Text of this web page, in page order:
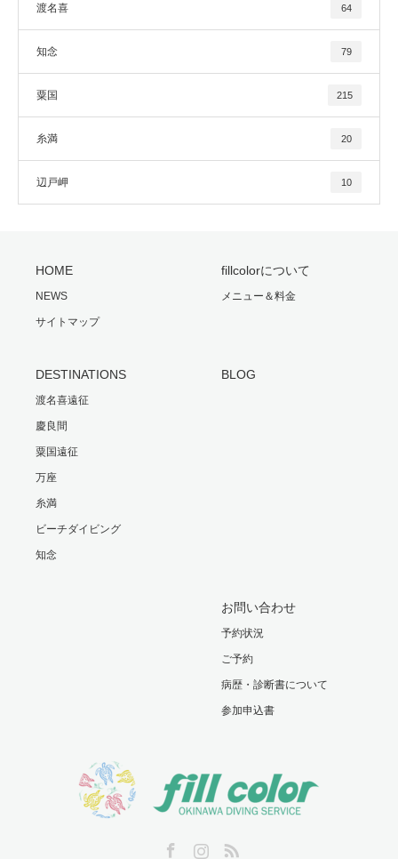
渡名喜 64
知念 79
粟国 215
糸満 20
辺戸岬 10
HOME
NEWS
サイトマップ
fillcolorについて
メニュー＆料金
DESTINATIONS
渡名喜遠征
慶良間
粟国遠征
万座
糸満
ビーチダイビング
知念
BLOG
お問い合わせ
予約状況
ご予約
病歴・診断書について
参加申込書